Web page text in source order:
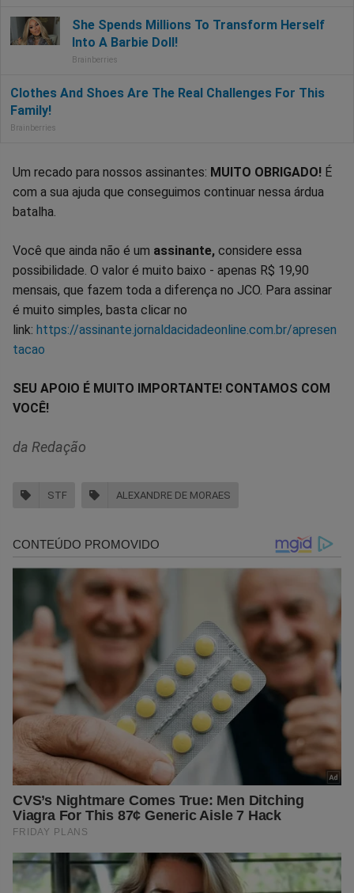
Um recado para nossos assinantes: MUITO OBRIGADO! É
com a sua ajuda que conseguimos continuar nessa árdua
batalha.
Você que ainda não é um assinante, considere essa
possibilidade. O valor é muito baixo - apenas R$ 19,90
mensais, que fazem toda a diferença no JCO. Para assinar
é muito simples, basta clicar no
link: https://assinante.jornaldacidadeonline.com.br/apresen
tacao
SEU APOIO É MUITO IMPORTANTE! CONTAMOS COM
VOCÊ!
da Redação
STF ALEXANDRE DE MORAES